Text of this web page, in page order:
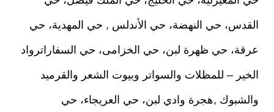
القدس، حي النهضة، حي الأندلس , حي المهدية، حي
عرقة، حي ظهرة لبن، حي الخزامى، حي السفاراترواد
الخير – للمظلات والسواتر وبيوت الشعر والقرميد
والشبوك ,هجرة وادي لبن، حي العريجاء، حي